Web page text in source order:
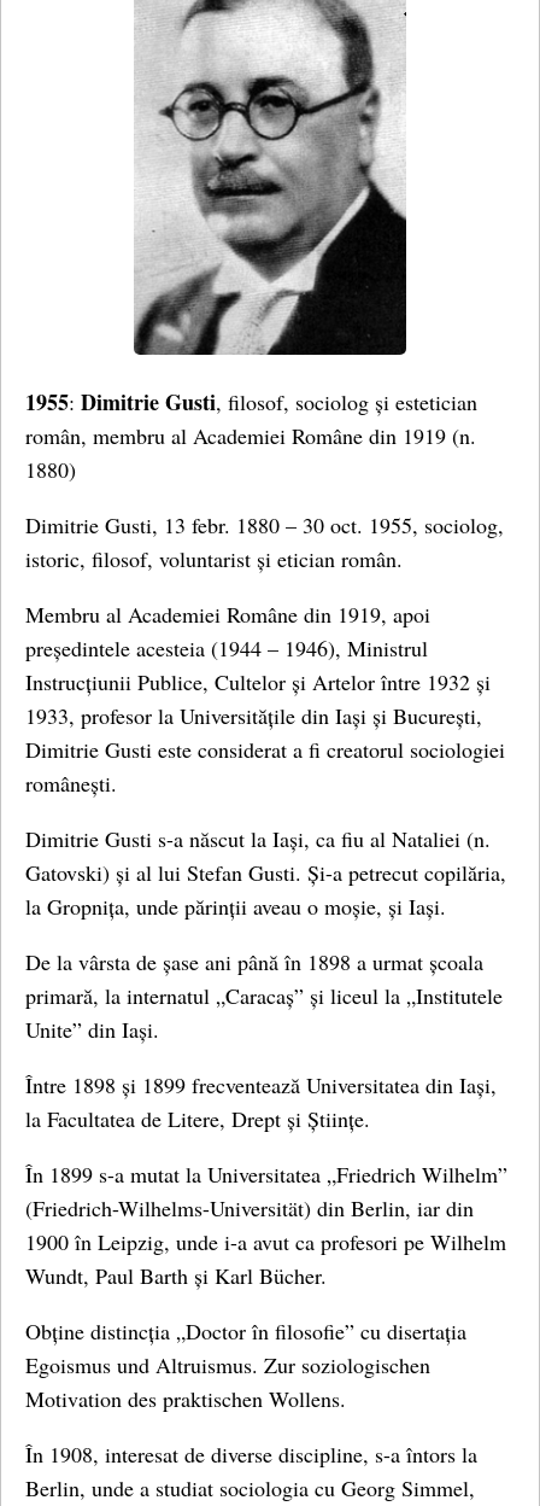
1955: Dimitrie Gusti, filosof, sociolog și estetician
român, membru al Academiei Române din 1919 (n.
1880)
Dimitrie Gusti, 13 febr. 1880 – 30 oct. 1955, sociolog,
istoric, filosof, voluntarist și etician român.
Membru al Academiei Române din 1919, apoi
președintele acesteia (1944 – 1946), Ministrul
Instrucțiunii Publice, Cultelor și Artelor între 1932 și
1933, profesor la Universitățile din Iași și București,
Dimitrie Gusti este considerat a fi creatorul sociologiei
românești.
Dimitrie Gusti s-a născut la Iași, ca fiu al Nataliei (n.
Gatovski) și al lui Stefan Gusti. Și-a petrecut copilăria,
la Gropnița, unde părinții aveau o moșie, și Iași.
De la vârsta de șase ani până în 1898 a urmat școala
primară, la internatul „Caracaș” și liceul la „Institutele
Unite” din Iași.
Între 1898 și 1899 frecventează Universitatea din Iași,
la Facultatea de Litere, Drept și Științe.
În 1899 s-a mutat la Universitatea „Friedrich Wilhelm”
(Friedrich-Wilhelms-Universität) din Berlin, iar din
1900 în Leipzig, unde i-a avut ca profesori pe Wilhelm
Wundt, Paul Barth și Karl Bücher.
Obține distincția „Doctor în filosofie” cu disertația
Egoismus und Altruismus. Zur soziologischen
Motivation des praktischen Wollens.
În 1908, interesat de diverse discipline, s-a întors la
Berlin, unde a studiat sociologia cu Georg Simmel,